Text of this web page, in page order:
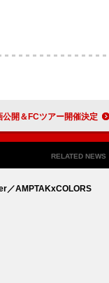
ョート動画公開＆FCツアー開催決定
RELATED NEWS
／AMPTAKxCOLORS